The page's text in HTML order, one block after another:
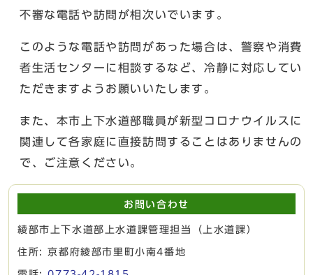
不審な電話や訪問が相次いでいます。
このような電話や訪問があった場合は、警察や消費
者生活センターに相談するなど、冷静に対応してい
ただきますようお願いいたします。
また、本市上下水道部職員が新型コロナウイルスに
関連して各家庭に直接訪問することはありませんの
で、ご注意ください。
お問い合わせ
綾部市上下水道部上水道課管理担当（上水道課）
住所: 京都府綾部市里町小南4番地